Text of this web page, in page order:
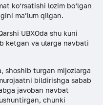
ko‘rsatishi lozim bo‘lgan
ma’lum qilgan.
UBXOda shu kuni
ketgan va ularga navbati
shoshib turgan mijozlarga
bildirishga sabab
javoban navbat
chunki